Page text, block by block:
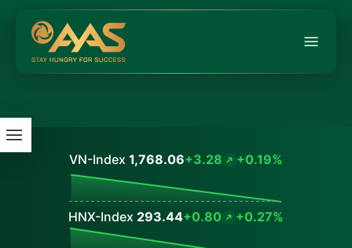
VN-Index 1,768.06+3.28 +0.19%
HNX-Index 293.44+0.80 +0.27%